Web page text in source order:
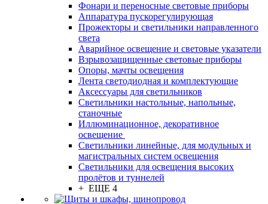
Фонари и переносные световые приборы
Аппаратура пускорегулирующая
Прожекторы и светильники направленного
света
Аварийное освещение и световые указатели
Взрывозащищенные световые приборы
Опоры, мачты освещения
Лента светодиодная и комплектующие
Аксессуары для светильников
Светильники настольные, напольные,
станочные
Иллюминационное, декоративное
освещение
Светильники линейные, для модульных и
магистральных систем освещения
Светильники для освещения высоких
пролётов и туннелей
+ ЕЩЕ 4